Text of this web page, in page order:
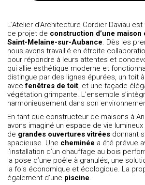
L’Atelier d’Architecture Cordier Daviau
ce projet de construction d’une maison
Saint-Melaine-sur-Aubance . Dès les
nous avons travaillé en étroite
pour répondre à leurs attentes et
qui allie esthétique moderne et
distingue par des lignes épurées, un toit
avecfenêtres de toit , et une façade
végétation grimpante. L’ensemble
harmonieusement dans son
En tant que constructeur de maisons à
avons imaginé un espace de vie
de grandes ouvertures vitrées donnant
spacieuse. Une cheminée a été prévue
l’installation d’un chauffage au bois
la pose d’une poêle à granulés, une
la fois économique et écologique. La
également d’une piscine